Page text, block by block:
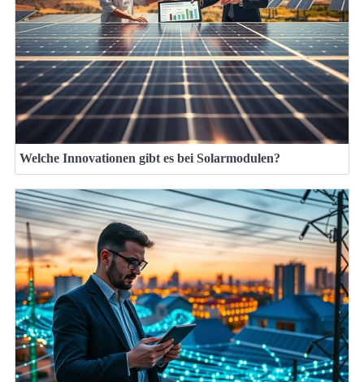
Welche Innovationen gibt es bei Solarmodulen?